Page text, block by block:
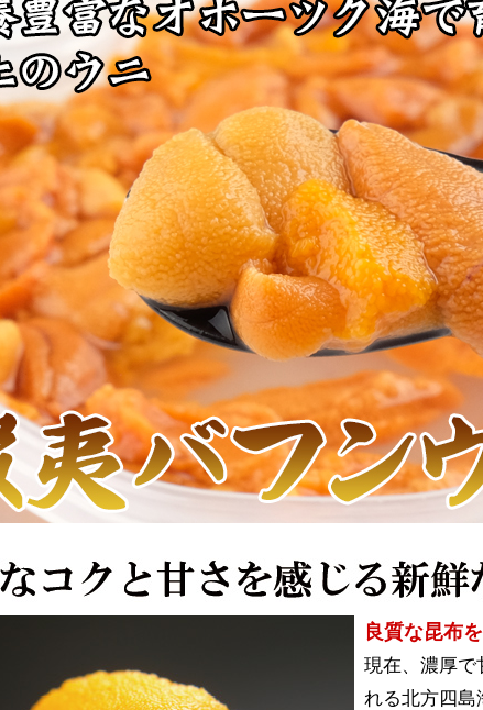
良質な昆布
現在、濃厚で
れる北方四島